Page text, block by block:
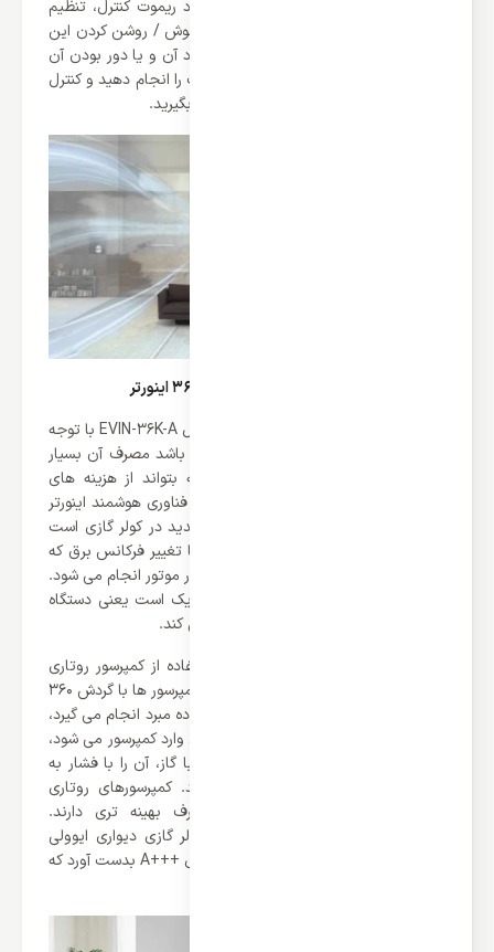
خود را ادامه می دهد. در نهایت با وجود ریموت کنترل، تنظیم
درجه حرارت، تایمر، جهت وزش باد و خاموش / روشن کردن این
کولر گازی انجام می شود که در صورت نبود آن و یا دور بودن آن
شما می توانید از طریق WiFi این تنظیمات را انجام دهید و کنترل
سرمایشی/ گرمایشی کولر خود را به دست بگیرید.
کولر گازی دیواری ایوولی 36000 اینورتر مدل EVIN-36K-A با توجه
به اینکه از قدرت بسیار بالای برخودار می باشد مصرف آن بسیار
پایین می باشد. برند ایوولی برای اینکه بتواند از هزینه های
اضافی جلوگیری کند محصولات خود را به فناوری هوشمند اینورتر
مجهز کرده است. اینورتر یک تکنولوژی جدید در کولر گازی است
که موتور آن با دور ثابت کار نمی کند و با تغییر فرکانس برق که
در یونیت خارجی صورت می گیرد تغییر دور موتور انجام می شود.
در موتور های معمولی اصطلاحاً صفر و یک است یعنی دستگاه
کاملا خاموش است یا با تمام توان کار می کند.
علاوه بر این برند ایوولی توانسته با استفاده از کمپرسور روتاری
مصرف انرژی را کاهش دهد. در این نوع کمپرسور ها با گردش ۳۶۰
درجه ای تیغه ها عمل مکش و کمپرس ماده مبرد انجام می گیرد،
بدین ترتیب که وقتی گاز از دریچه ورودی وارد کمپرسور می شود،
در اثر چرخش تیغه ها و برخورد پره ها با گاز، آن را با فشار به
سوی لوله های خروجی هدایت می کند. کمپرسورهای روتاری
صدای کمتری تولید می‌ کنند و مصرف بهینه‌ تری دارند.
خوشبختانه برند ایوولی توانسته برای کولر گازی دیواری ایوولی
36000 اینورتر مدل EVIN-36K-A گرید انرژی +++A بدست آورد که